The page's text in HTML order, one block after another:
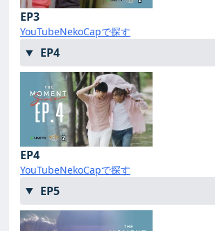
EP3
YouTubeNekoCapで探す
EP4
EP4
YouTubeNekoCapで探す
EP5